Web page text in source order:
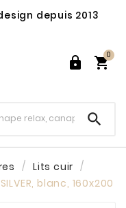
depuis 2013
 
0

Lits cuir
blanc, 160x200